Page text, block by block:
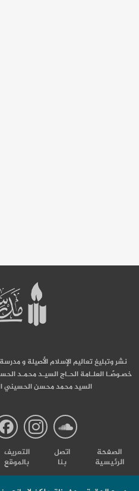
نشر وتبليغ تعاليم الإسلام الأصيلة و مدرسة
خصـوصًـا العلـامة الحـاج السيـد محمـد
السيد محمد محسن الحسيني
الصفحة
الرئيسية
اتصل
بنا
التعریف
بالموقع